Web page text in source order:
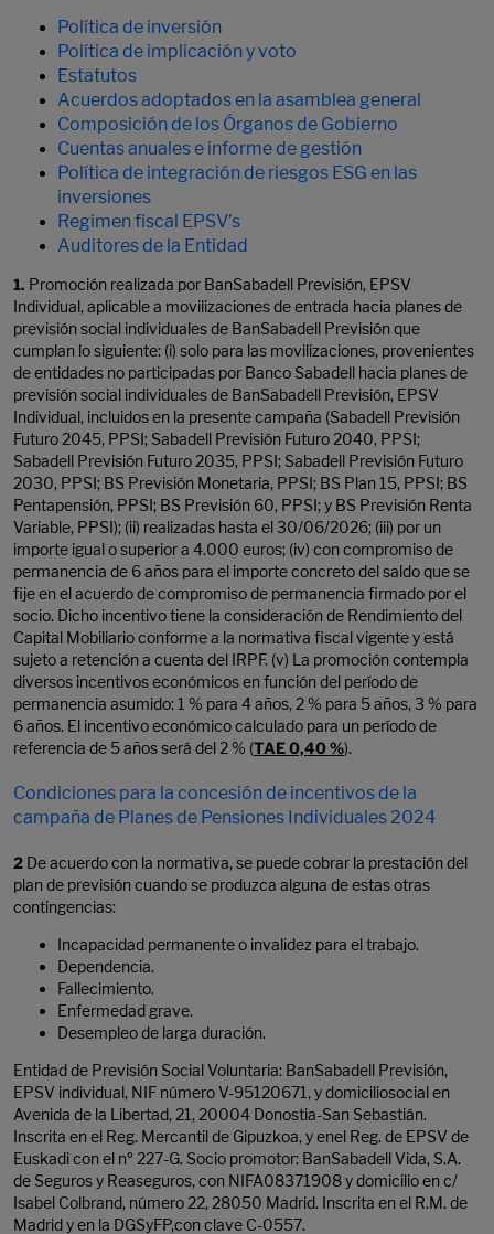
Política de inversión
Política de implicación y voto
Estatutos
Acuerdos adoptados en la asamblea general
Composición de los Órganos de Gobierno
Cuentas anuales e informe de gestión
Política de integración de riesgos ESG en las
inversiones
Regimen fiscal EPSV’s
Auditores de la Entidad
1. Promoción realizada por BanSabadell Previsión, EPSV
Individual, aplicable a movilizaciones de entrada hacia planes de
previsión social individuales de BanSabadell Previsión que
cumplan lo siguiente: (i) solo para las movilizaciones, provenientes
de entidades no participadas por Banco Sabadell hacia planes de
previsión social individuales de BanSabadell Previsión, EPSV
Individual, incluidos en la presente campaña (Sabadell Previsión
Futuro 2045, PPSI; Sabadell Previsión Futuro 2040, PPSI;
Sabadell Previsión Futuro 2035, PPSI; Sabadell Previsión Futuro
2030, PPSI; BS Previsión Monetaria, PPSI; BS Plan 15, PPSI; BS
Pentapensión, PPSI; BS Previsión 60, PPSI; y BS Previsión Renta
Variable, PPSI); (ii) realizadas hasta el 30/06/2026; (iii) por un
importe igual o superior a 4.000 euros; (iv) con compromiso de
permanencia de 6 años para el importe concreto del saldo que se
fije en el acuerdo de compromiso de permanencia firmado por el
socio. Dicho incentivo tiene la consideración de Rendimiento del
Capital Mobiliario conforme a la normativa fiscal vigente y está
sujeto a retención a cuenta del IRPF. (v) La promoción contempla
diversos incentivos económicos en función del período de
permanencia asumido: 1 % para 4 años, 2 % para 5 años, 3 % para
6 años. El incentivo económico calculado para un período de
referencia de 5 años será del 2 % (TAE 0,40 %).
Condiciones para la concesión de incentivos de la
campaña de Planes de Pensiones Individuales 2024
2 De acuerdo con la normativa, se puede cobrar la prestación del
plan de previsión cuando se produzca alguna de estas otras
contingencias:
Incapacidad permanente o invalidez para el trabajo.
Dependencia.
Fallecimiento.
Enfermedad grave.
Desempleo de larga duración.
Entidad de Previsión Social Voluntaria: BanSabadell Previsión,
EPSV individual, NIF número V-95120671, y domiciliosocial en
Avenida de la Libertad, 21, 20004 Donostia-San Sebastián.
Inscrita en el Reg. Mercantil de Gipuzkoa, y enel Reg. de EPSV de
Euskadi con el nº 227-G. Socio promotor: BanSabadell Vida, S.A.
de Seguros y Reaseguros, con NIFA08371908 y domicilio en c/
Isabel Colbrand, número 22, 28050 Madrid. Inscrita en el R.M. de
Madrid y en la DGSyFP,con clave C-0557.